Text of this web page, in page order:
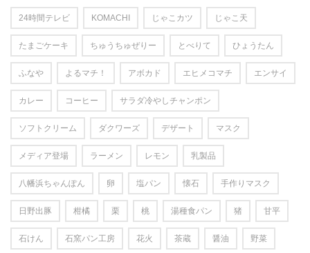
24時間テレビ KOMACHI じゃこカツ じゃこ天
たまごケーキ ちゅうちゅぜりー とべりて ひょうたん
ふなや よるマチ！ アボカド エヒメコマチ エンサイ
カレー コーヒー サラダ冷やしチャンポン
ソフトクリーム ダクワーズ デザート マスク
メディア登場 ラーメン レモン 乳製品
八幡浜ちゃんぽん 卵 塩パン 懐石 手作りマスク
日野出豚 柑橘 栗 桃 湯種食パン 猪 甘平
石けん 石窯パン工房 花火 茶蔵 醤油 野菜